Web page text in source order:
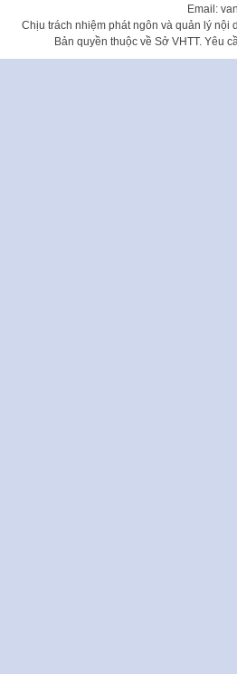
Email:
Chịu trách nhiệm phát ngôn và quản lý nội
Bản quyền thuộc về Sở VHTT. Yêu